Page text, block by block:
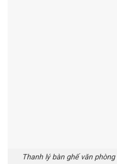
Thanh lý bàn ghế văn